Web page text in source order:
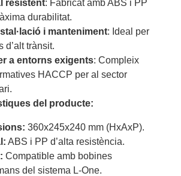
resistent: Fabricat amb ABS i PP
durabilitat.
i manteniment: Ideal per
d’alt trànsit.
a entorns exigents: Compleix
HACCP per al sector
del producte:
360x245x240 mm (HxAxP).
ABS i PP d’alta resistència.
Compatible amb bobines
del sistema L-One.